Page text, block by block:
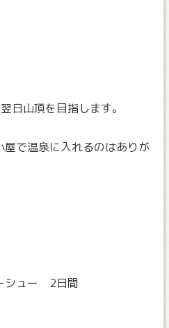
日山頂を目指します。
屋で温泉に入れるのはありが
シュー 2日間